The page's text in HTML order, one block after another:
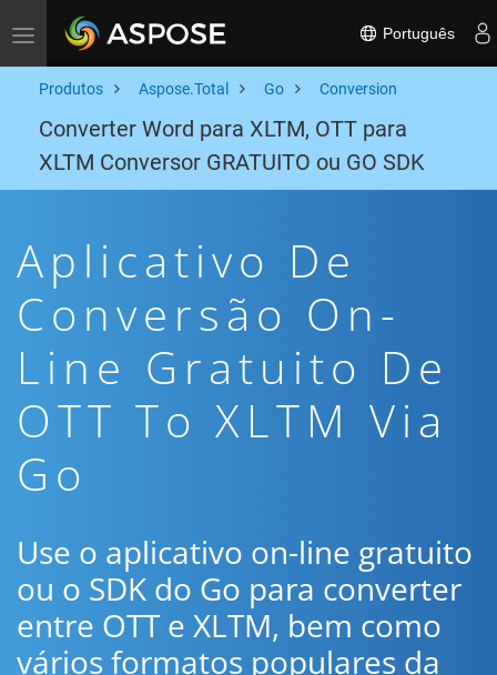
Toggle navigation Português
Produtos Aspose.Total Go Conversion
Converter Word para XLTM, OTT para
XLTM Conversor GRATUITO ou GO SDK
Aplicativo De
Conversão On-
Line Gratuito De
OTT To XLTM Via
Go
Use o aplicativo on-line gratuito
ou o SDK do Go para converter
entre OTT e XLTM, bem como
vários formatos populares da